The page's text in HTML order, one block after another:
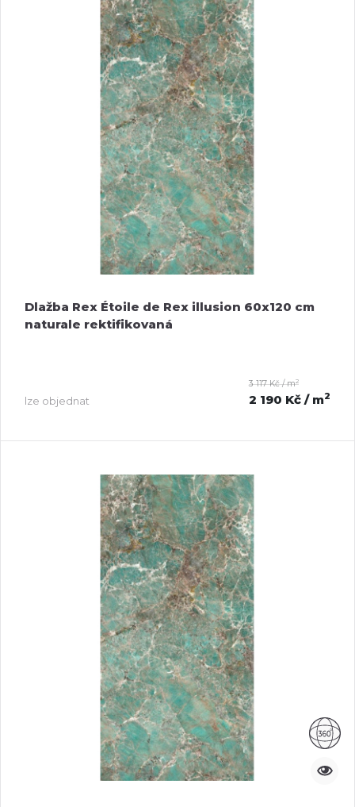
Dlažba Rex Étoile de Rex illusion 60x120 cm
naturale rektifikovaná
lze objednat
3 117 Kč / m2
2 190 Kč / m2